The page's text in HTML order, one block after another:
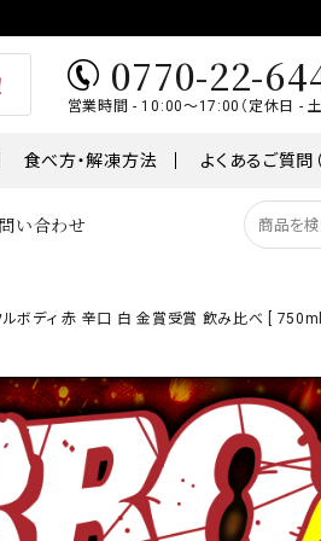
0770-22-
営業時間 - 10:00～17:00（定休日 - 土
食べ方・解凍方法 よくあるご質問
肉・肉加工品
干物
ギフト
おせち
～￥7,000
い合わせ
フルボディ 赤 辛口 白 金賞受賞 飲み比べ [